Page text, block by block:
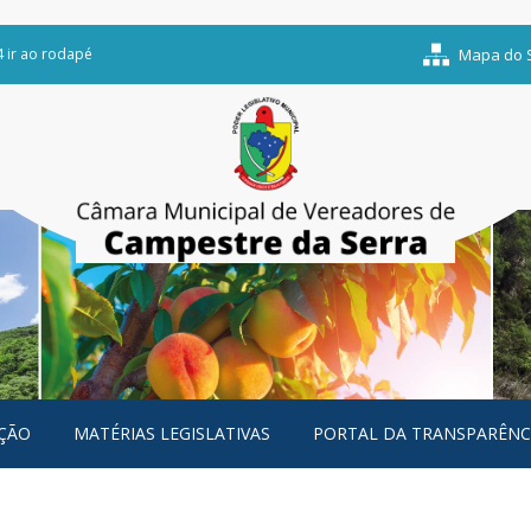
ir ao rodapé Mapa do
MATÉRIAS LEGISLATIVAS PORTAL DA